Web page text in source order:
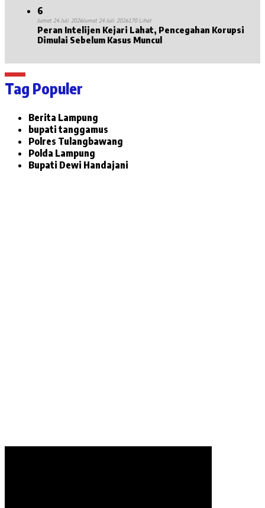
6
Jumat 24 Juli 2026Jumat 24 Juli 2026170 Lihat
Peran Intelijen Kejari Lahat, Pencegahan Korupsi
Dimulai Sebelum Kasus Muncul
Tag Populer
Berita Lampung
bupati tanggamus
Polres Tulangbawang
Polda Lampung
Bupati Dewi Handajani